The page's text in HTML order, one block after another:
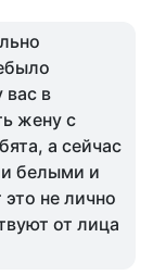
вас в
жену с
а сейчас
белыми и
не лично
от лица